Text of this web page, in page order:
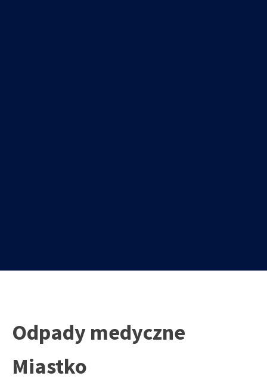
Odpady medyczne
Miastko